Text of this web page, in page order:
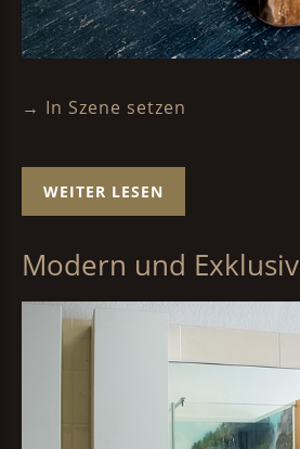
→ In Szene setzen
WEITER LESEN
Modern und Exklusiv